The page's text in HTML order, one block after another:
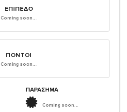
ΕΠΊΠΕΔΟ
Coming soon...
ΠΌΝΤΟΙ
Coming soon...
ΠΑΡΑΣΗΜΑ
Coming soon...